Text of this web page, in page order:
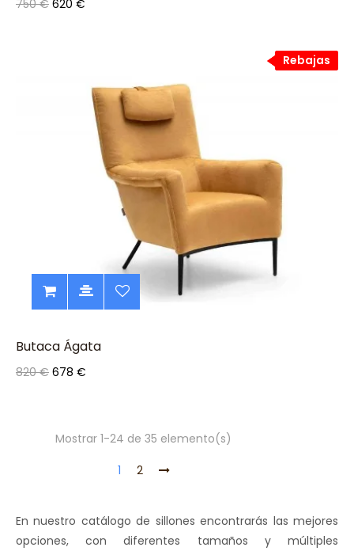
750 € 620 €
Rebajas
Rebajas
Butaca Ágata
820 € 678 €
Mostrar 1-24 de 35 elemento(s)
1
2
En nuestro catálogo de sillones encontrarás las mejores
opciones, con diferentes tamaños y múltiples